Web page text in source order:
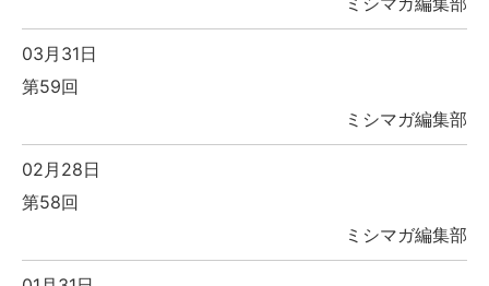
03月31日
第59回
ミシマガ編集部
02月28日
第58回
ミシマガ編集部